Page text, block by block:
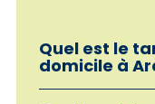
Quel est le
domicile à